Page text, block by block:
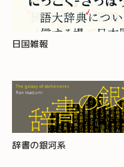
日国雑報
辞書の銀河系